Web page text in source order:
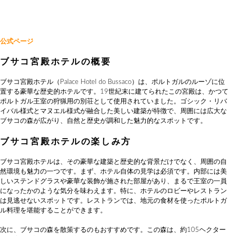
公式ページ
ブサコ宮殿ホテルの概要
ブサコ宮殿ホテル（Palace Hotel do Bussaco）は、ポルトガルのルーゾに位
置する豪華な歴史的ホテルです。19世紀末に建てられたこの宮殿は、かつて
ポルトガル王室の狩猟用の別荘として使用されていました。ゴシック・リバ
イバル様式とマヌエル様式が融合した美しい建築が特徴で、周囲には広大な
ブサコの森が広がり、自然と歴史が調和した魅力的なスポットです。
ブサコ宮殿ホテルの楽しみ方
ブサコ宮殿ホテルは、その豪華な建築と歴史的な背景だけでなく、周囲の自
然環境も魅力の一つです。まず、ホテル自体の見学は必須です。内部には美
しいステンドグラスや豪華な装飾が施された部屋があり、まるで王室の一員
になったかのような気分を味わえます。特に、ホテルのロビーやレストラン
は見逃せないスポットです。レストランでは、地元の食材を使ったポルトガ
ル料理を堪能することができます。
次に、ブサコの森を散策するのもおすすめです。この森は、約105ヘクター